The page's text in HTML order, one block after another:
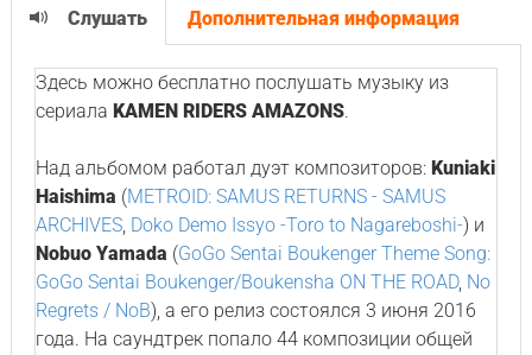
Слушать Дополнительная информация
Здесь можно бесплатно послушать музыку из
сериала KAMEN RIDERS AMAZONS.
Над альбомом работал дуэт композиторов: Kuniaki
Haishima (METROID: SAMUS RETURNS - SAMUS
ARCHIVES, Doko Demo Issyo -Toro to Nagareboshi-) и
Nobuo Yamada (GoGo Sentai Boukenger Theme Song:
GoGo Sentai Boukenger/Boukensha ON THE ROAD, No
Regrets / NoB), а его релиз состоялся 3 июня 2016
года. На саундтрек попало 44 композиции общей